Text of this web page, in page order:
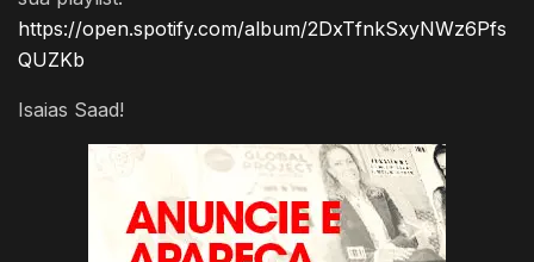
https://open.spotify.com/album/2DxTfnkSxyNWz6Pfs
QUZKb
Isaias Saad!